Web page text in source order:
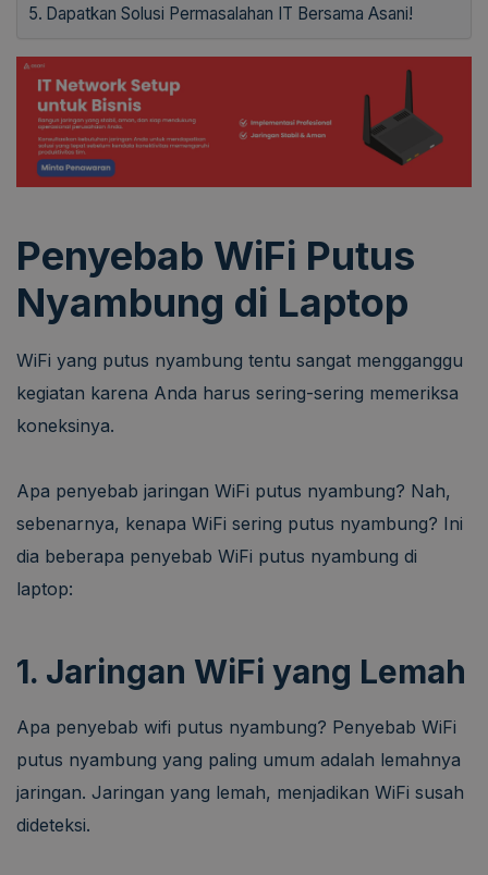
Dapatkan Solusi Permasalahan IT Bersama Asani!
Penyebab WiFi Putus
Nyambung di Laptop
WiFi yang putus nyambung tentu sangat mengganggu
kegiatan karena Anda harus sering-sering memeriksa
koneksinya.
Apa penyebab jaringan WiFi putus nyambung? Nah,
sebenarnya, kenapa WiFi sering putus nyambung? Ini
dia beberapa penyebab WiFi putus nyambung di
laptop:
1. Jaringan WiFi yang Lemah
Apa penyebab wifi putus nyambung? Penyebab WiFi
putus nyambung yang paling umum adalah lemahnya
jaringan. Jaringan yang lemah, menjadikan WiFi susah
dideteksi.